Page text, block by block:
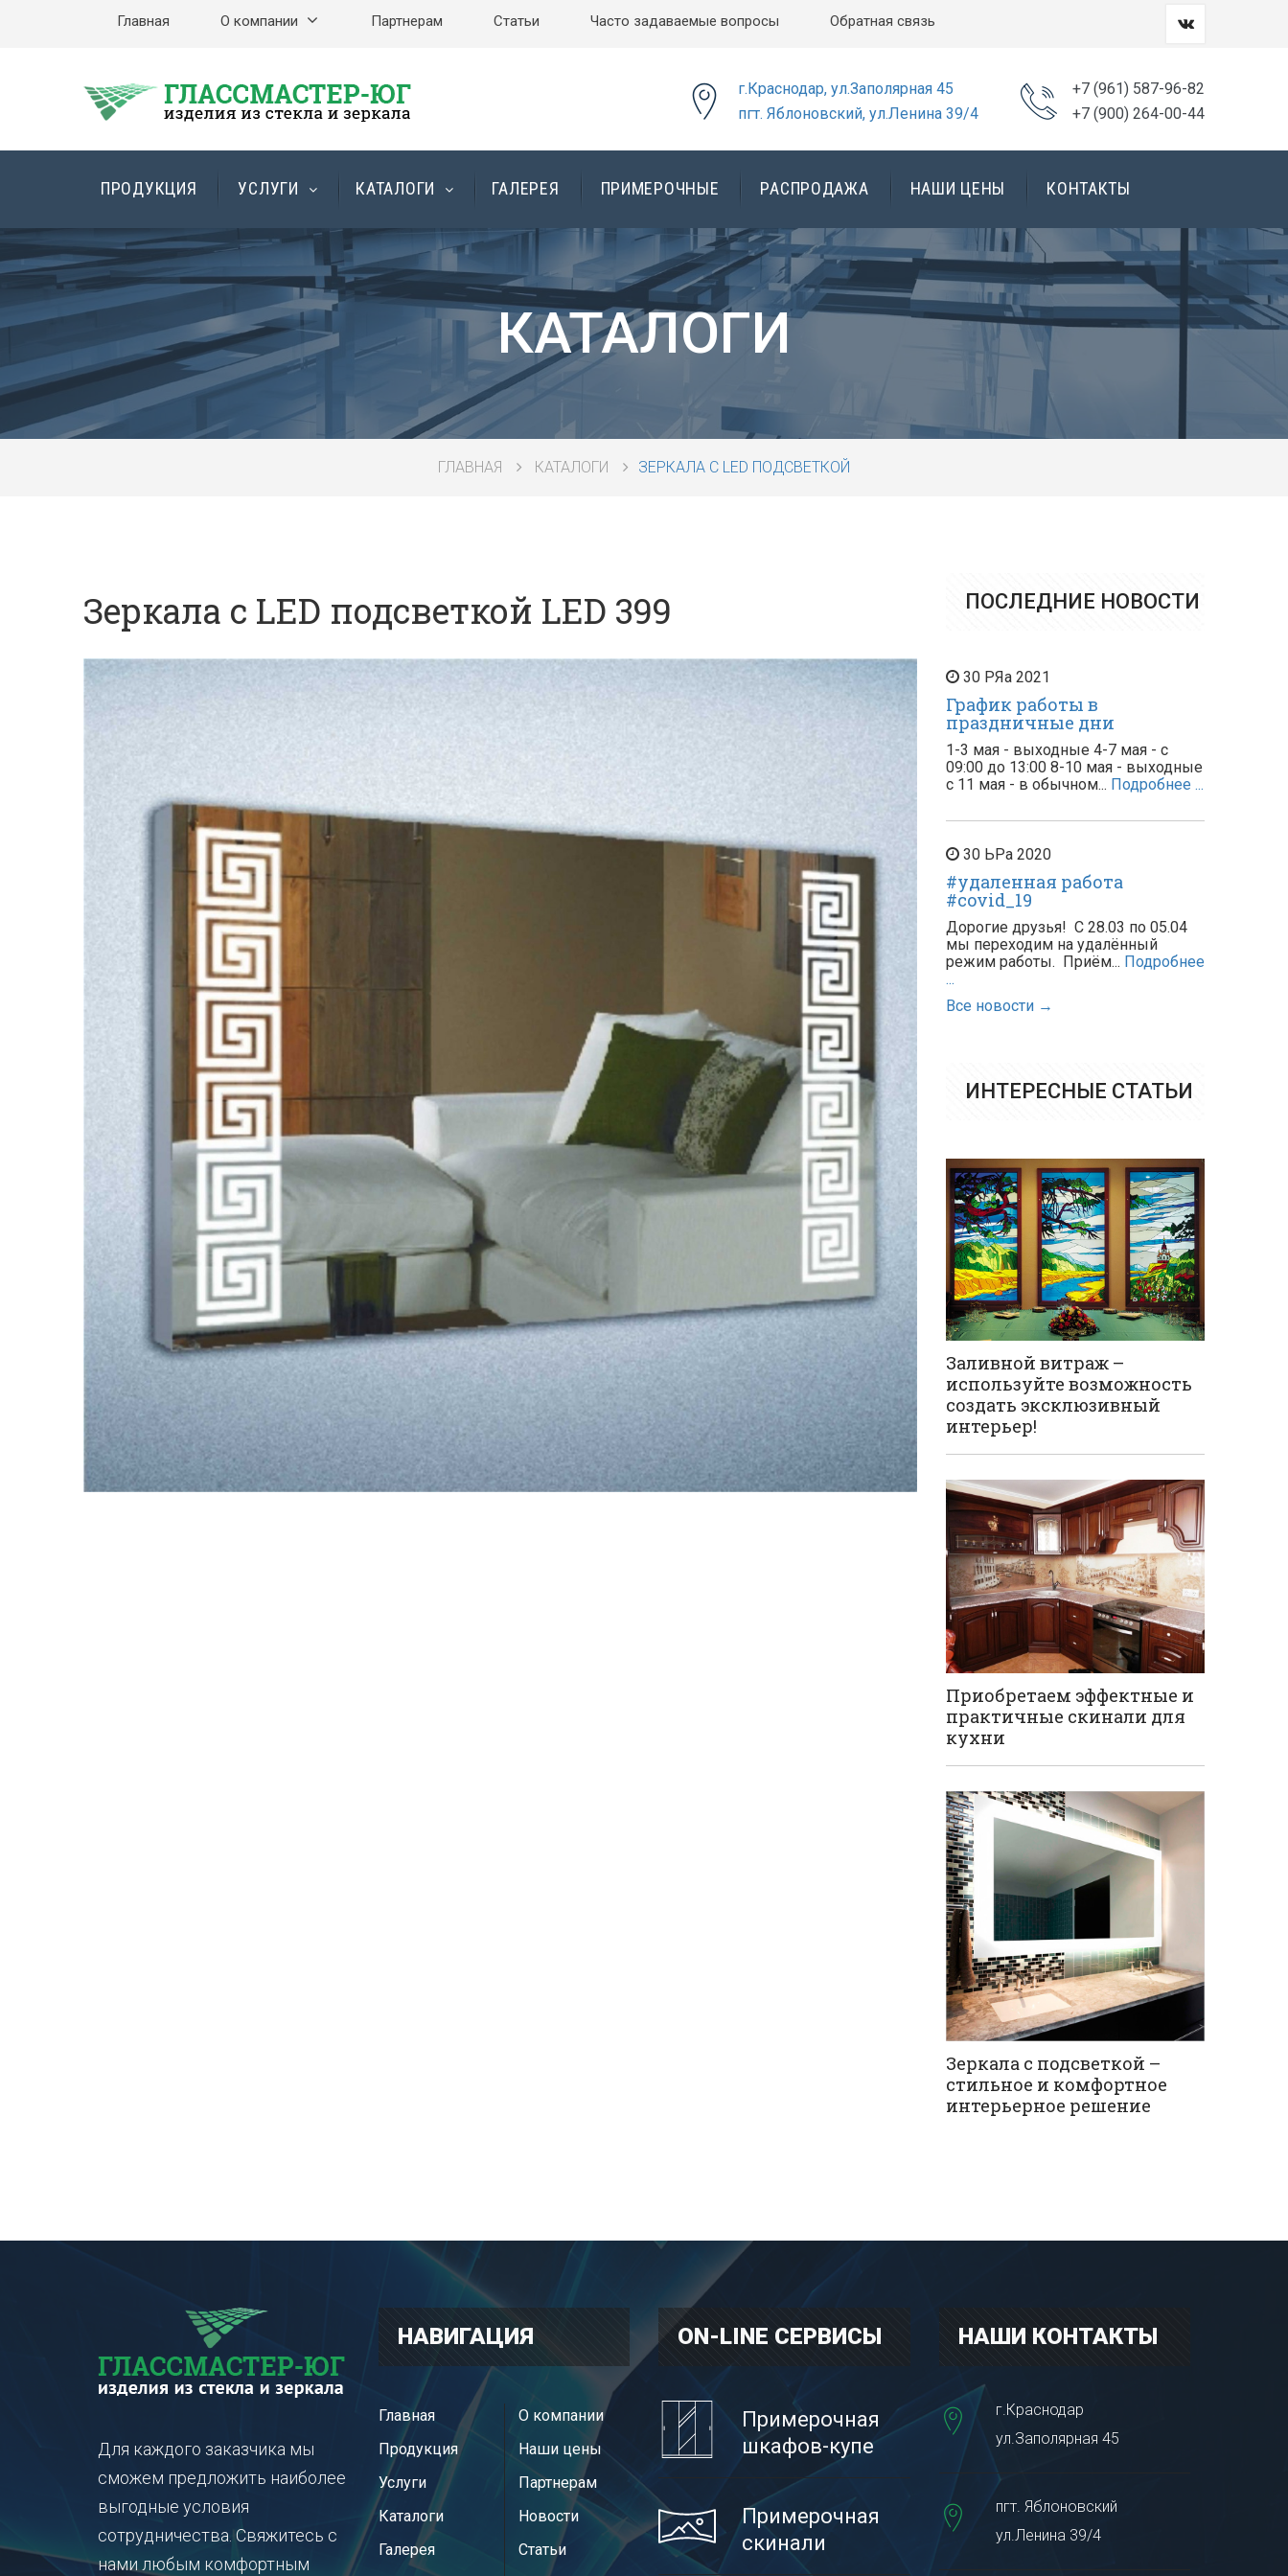
Главная О компании Партнерам Статьи Часто задаваемые вопросы Обратная связь
г.Краснодар, ул.Заполярная 45
пгт. Яблоновский, ул.Ленина 39/4
+7 (961) 587-96-82
+7 (900) 264-00-44
ПРОДУКЦИЯ УСЛУГИ КАТАЛОГИ ГАЛЕРЕЯ ПРИМЕРОЧНЫЕ РАСПРОДАЖА НАШИ ЦЕНЫ КОНТАКТЫ
КАТАЛОГИ
ГЛАВНАЯ КАТАЛОГИ ЗЕРКАЛА С LED ПОДСВЕТКОЙ
Зеркала с LED подсветкой LED 399 ПОСЛЕДНИЕ НОВОСТИ
30 РЯа 2021
График работы в
праздничные дни
1-3 мая - выходные 4-7 мая - с
09:00 до 13:00 8-10 мая - выходные
с 11 мая - в обычном... Подробнее ...
30 ЬРа 2020
#удаленная работа
#covid_19
Дорогие друзья! С 28.03 по 05.04
мы переходим на удалённый
режим работы. Приём... Подробнее
...
Все новости →
ИНТЕРЕСНЫЕ СТАТЬИ
Заливной витраж –
используйте возможность
создать эксклюзивный
интерьер!
Приобретаем эффектные и
практичные скинали для
кухни
Зеркала с подсветкой –
стильное и комфортное
интерьерное решение
Для каждого заказчика мы
сможем предложить наиболее
выгодные условия
сотрудничества. Свяжитесь с
нами любым комфортным
НАВИГАЦИЯ
Главная
Продукция
Услуги
Каталоги
Галерея
О компании
Наши цены
Партнерам
Новости
Статьи
ON-LINE CЕРВИСЫ
Примерочная
шкафов-купе
Примерочная
скинали
НАШИ КОНТАКТЫ
г.Краснодар
ул.Заполярная 45
пгт. Яблоновский
ул.Ленина 39/4